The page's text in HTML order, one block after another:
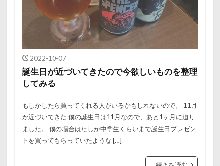
2022-10-07
誕生日が近づいてきたので今欲しいものを整理
してみる
もしかしたら買ってくれる人がいるかもしれないので。 11月
が近づいてきた 僕の誕生日は11月なので、あと1ヶ月に迫り
ました。 僕の場合はたしか中学生くらいまで誕生日プレゼン
トを買ってもらっていたような […]
続きを読む